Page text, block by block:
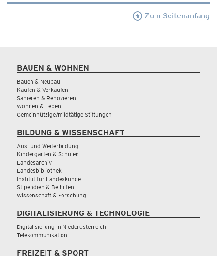
Zum Seitenanfang
BAUEN & WOHNEN
Bauen & Neubau
Kaufen & Verkaufen
Sanieren & Renovieren
Wohnen & Leben
Gemeinnützige/mildtätige Stiftungen
BILDUNG & WISSENSCHAFT
Aus- und Weiterbildung
Kindergärten & Schulen
Landesarchiv
Landesbibliothek
Institut für Landeskunde
Stipendien & Beihilfen
Wissenschaft & Forschung
DIGITALISIERUNG & TECHNOLOGIE
Digitalisierung in Niederösterreich
Telekommunikation
FREIZEIT & SPORT